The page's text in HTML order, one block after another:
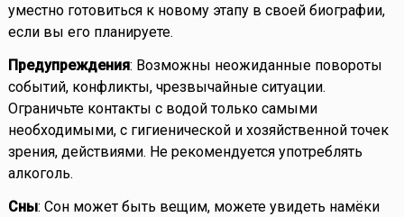
уместно готовиться к новому этапу в своей биографии,
если вы его планируете.
Предупреждения: Возможны неожиданные повороты
событий, конфликты, чрезвычайные ситуации.
Ограничьте контакты с водой только самыми
необходимыми, с гигиенической и хозяйственной точек
зрения, действиями. Не рекомендуется употреблять
алкоголь.
Сны: Сон может быть вещим, можете увидеть намёки